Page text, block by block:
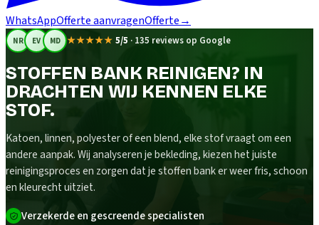
WhatsAppOfferte aanvragenOfferte→
NR EV MD ★★★★★ 5/5 · 135 reviews op Google
STOFFEN BANK REINIGEN? IN
DRACHTEN WIJ KENNEN ELKE
STOF.
Katoen, linnen, polyester of een blend, elke stof vraagt om een
andere aanpak. Wij analyseren je bekleding, kiezen het juiste
reinigingsproces en zorgen dat je stoffen bank er weer fris, schoon
en kleurecht uitziet.
Verzekerde en gescreende specialisten